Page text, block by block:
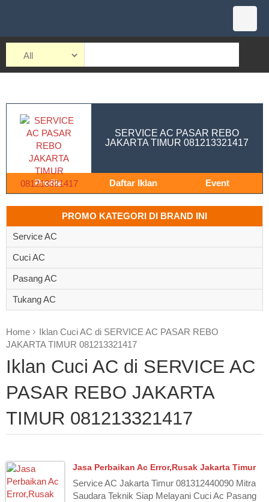
SERVICE AC PASAR REBO
JAKARTA TIMUR 081213321417
Profile Daftar Iklan Event
PROMO KATEGORI DI BRAND INI
Service AC
Cuci AC
Pasang AC
Tukang AC
Home
Iklan Cuci AC di SERVICE AC PASAR REBO
JAKARTA TIMUR 081213321417
Iklan Cuci AC di SERVICE AC
PASAR REBO JAKARTA
TIMUR 081213321417
Jasa Perbaikan Ac Error,Rusak Jakarta Timur
Service AC Jakarta Timur 081312440090 Mitra
Saudara Teknik Siap Melayani Cuci Ac Pasang